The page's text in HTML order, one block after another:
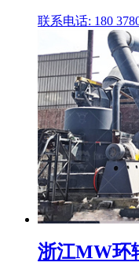
联系电话: 180
浙江MW环